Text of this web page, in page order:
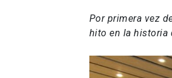
Por primera vez
hito en la historia